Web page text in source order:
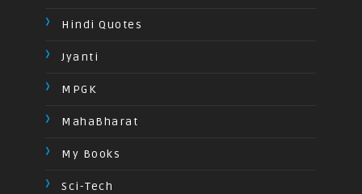
Hindi Quotes
Jyanti
MPGK
MahaBharat
My Books
Sci-Tech